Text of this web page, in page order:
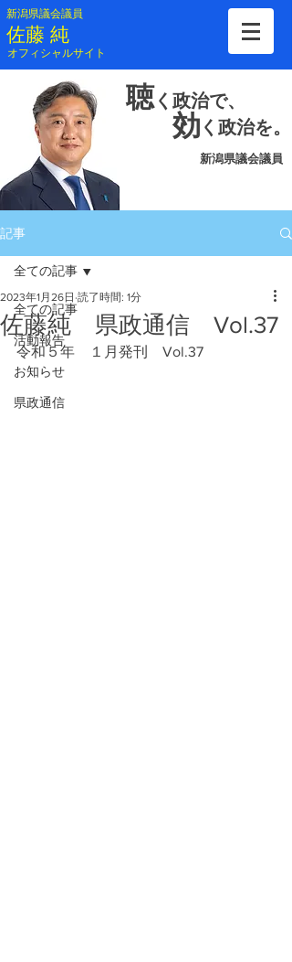
新潟県議会議員
​佐藤 純
​オフィシャルサイト
聴 く 政治で、
効 く 政治を。
新潟県議会議員
記事
全ての記事
活動報告
お知らせ
県政通信
全ての記事
佐藤純 県政通信 Vol.37
2023年1月26日 読了時間: 1分
令和５年　１月発刊　Vol.37